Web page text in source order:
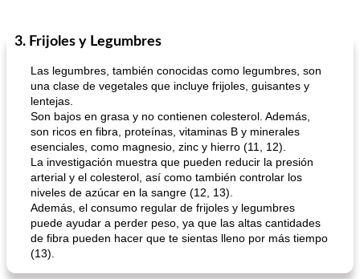
3. Frijoles y Legumbres
Las legumbres, también conocidas como legumbres, son
una clase de vegetales que incluye frijoles, guisantes y
lentejas.
Son bajos en grasa y no contienen colesterol. Además,
son ricos en fibra, proteínas, vitaminas B y minerales
esenciales, como magnesio, zinc y hierro (11, 12).
La investigación muestra que pueden reducir la presión
arterial y el colesterol, así como también controlar los
niveles de azúcar en la sangre (12, 13).
Además, el consumo regular de frijoles y legumbres
puede ayudar a perder peso, ya que las altas cantidades
de fibra pueden hacer que te sientas lleno por más tiempo
(13).